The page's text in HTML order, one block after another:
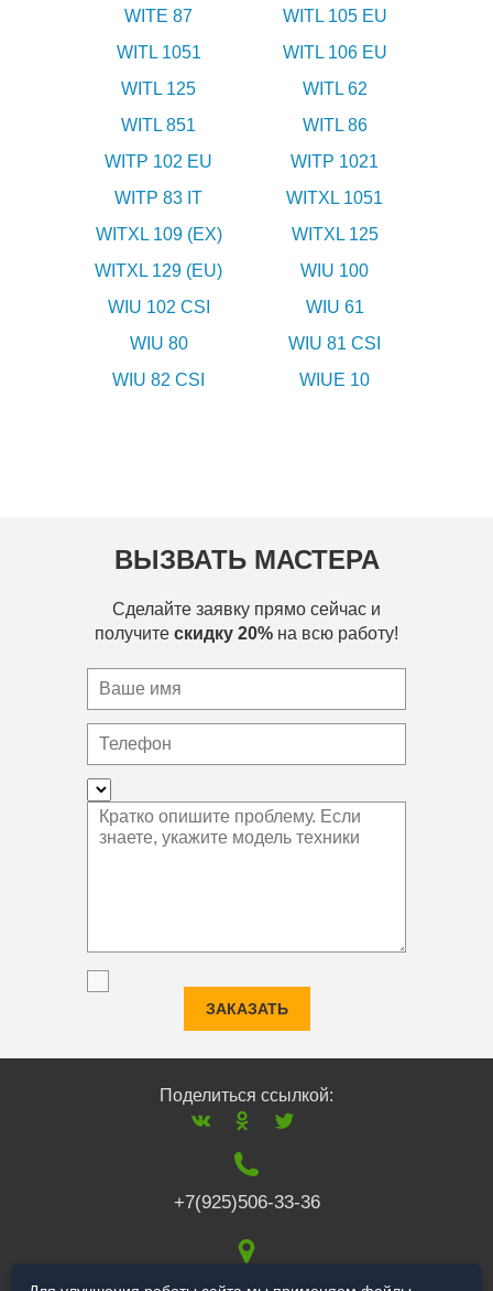
WITE 87
WITL 105 EU
WITL 1051
WITL 106 EU
WITL 125
WITL 62
WITL 851
WITL 86
WITP 102 EU
WITP 1021
WITP 83 IT
WITXL 1051
WITXL 109 (EX)
WITXL 125
WITXL 129 (EU)
WIU 100
WIU 102 CSI
WIU 61
WIU 80
WIU 81 CSI
WIU 82 CSI
WIUE 10
ВЫЗВАТЬ МАСТЕРА
Сделайте заявку прямо сейчас и
получите скидку 20% на всю работу!
ЗАКАЗАТЬ
Поделиться ссылкой:
+7(925)506-33-36